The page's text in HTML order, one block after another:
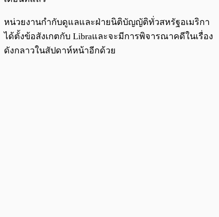
หน่วยงานกำกับดูแลและฝ่ายนิติบัญญัติทั่วสหรัฐอเมริกา
ได้ตั้งข้อสังเกตกับ Libraและจะมีการพิจารณาคดีในเรื่อง
ดังกลาวในสัปดาห์หน้าอีกด้วย